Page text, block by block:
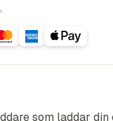
som laddar